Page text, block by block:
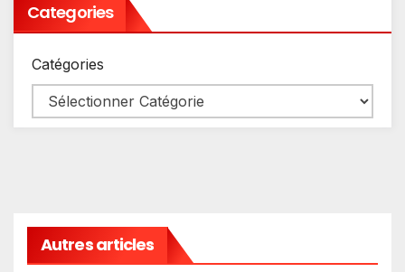
Categories
Catégories
Autres articles